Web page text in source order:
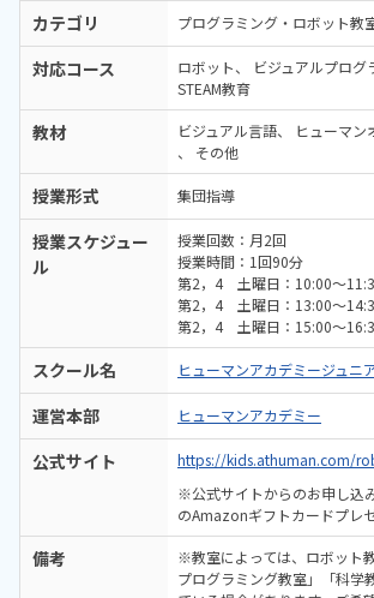
カテゴリ プログラミング・ロボット教
対応コース ロボット ビジュアルプログ
STEAM教育
教材 ビジュアル言語
ヒューマン
その他
授業形式 集団指導
授業スケジュー
ル
授業回数：月2回
授業時間：1回90分
第2，4 土曜日：10:00～
第2，4 土曜日：13:00～
第2，4 土曜日：15:00～
スクール名 ヒューマンアカデミージュニ
運営本部 ヒューマンアカデミー
公式サイト
https://kids.athuman.com/
※公式サイトからのお申し込
のAmazonギフトカードプレ
備考
※教室によっては、ロボット
プログラミング教室」「科学